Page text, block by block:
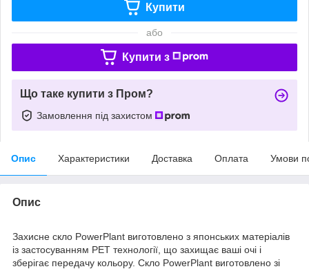
Купити
або
Купити з
Що таке купити з Пром?
Замовлення під захистом
Опис Характеристики Доставка Оплата Умови
Опис
Захисне скло PowerPlant виготовлено з японських матеріалів
із застосуванням PET технології, що захищає ваші очі і
зберігає передачу кольору. Скло PowerPlant виготовлено зі